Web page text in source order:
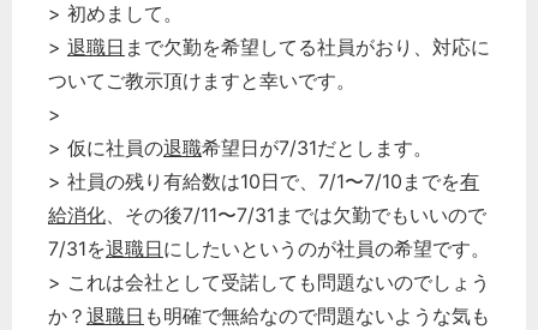
> 初めまして。
> 退職日 まで欠勤を希望してる社員がおり、対応に
ついてご教示頂けますと幸いです。
>
> 仮に社員の退職希望日が7/31だとします。
> 社員の残り有給数は10日で、7/1〜7/10までを有
給消化、その後7/11〜7/31までは欠勤でもいいので
7/31を退職日にしたいというのが社員の希望です。
> これは会社として受諾しても問題ないのでしょう
か？ 退職日 も明確で無給なので問題ないような気も